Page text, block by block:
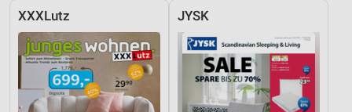
XXXLutz JYSK